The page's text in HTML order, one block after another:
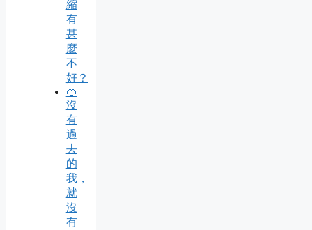
縮
有
甚
麼
不
好？
🍊
沒
有
過
去
的
我，
就
沒
有